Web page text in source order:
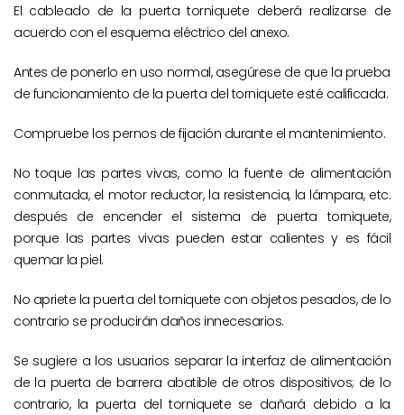
El cableado de la puerta torniquete deberá realizarse de
acuerdo con el esquema eléctrico del anexo.
Antes de ponerlo en uso normal, asegúrese de que la prueba
de funcionamiento de la puerta del torniquete esté calificada.
Compruebe los pernos de fijación durante el mantenimiento.
No toque las partes vivas, como la fuente de alimentación
conmutada, el motor reductor, la resistencia, la lámpara, etc.
después de encender el sistema de puerta torniquete,
porque las partes vivas pueden estar calientes y es fácil
quemar la piel.
No apriete la puerta del torniquete con objetos pesados, de lo
contrario se producirán daños innecesarios.
Se sugiere a los usuarios separar la interfaz de alimentación
de la puerta de barrera abatible de otros dispositivos; de lo
contrario, la puerta del torniquete se dañará debido a la